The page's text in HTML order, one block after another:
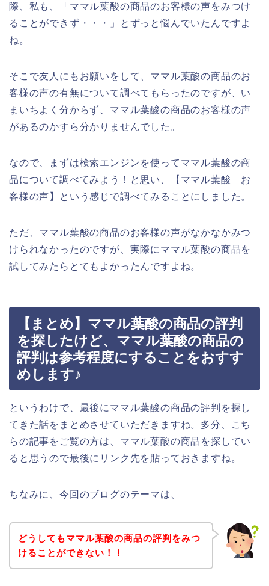
際、私も、「ママル葉酸の商品のお客様の声をみつけ
ることができず・・・」とずっと悩んでいたんですよ
ね。
そこで友人にもお願いをして、ママル葉酸の商品のお
客様の声の有無について調べてもらったのですが、い
まいちよく分からず、ママル葉酸の商品のお客様の声
があるのかすら分かりませんでした。
なので、まずは検索エンジンを使ってママル葉酸の商
品について調べてみよう！と思い、【ママル葉酸 お
客様の声】という感じで調べてみることにしました。
ただ、ママル葉酸の商品のお客様の声がなかなかみつ
けられなかったのですが、実際にママル葉酸の商品を
試してみたらとてもよかったんですよね。
【まとめ】ママル葉酸の商品の評判
を探したけど、ママル葉酸の商品の
評判は参考程度にすることをおすす
めします♪
というわけで、最後にママル葉酸の商品の評判を探し
てきた話をまとめさせていただきますね。多分、こち
らの記事をご覧の方は、ママル葉酸の商品を探してい
ると思うので最後にリンク先を貼っておきますね。
ちなみに、今回のブログのテーマは、
どうしてもママル葉酸の商品の評判をみつ
けることができない！！